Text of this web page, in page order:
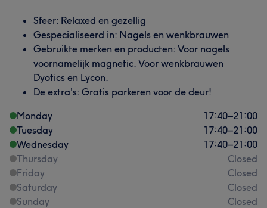
Sfeer: Relaxed en gezellig
Gespecialiseerd in: Nagels en wenkbrauwen
Gebruikte merken en producten: Voor nagels
voornamelijk magnetic. Voor wenkbrauwen
Dyotics en Lycon.
De extra's: Gratis parkeren voor de deur!
Monday
17:40–21:00
Tuesday
17:40–21:00
Wednesday
17:40–21:00
Thursday
Closed
Friday
Closed
Saturday
Closed
Sunday
Closed